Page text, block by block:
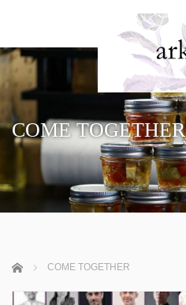
COME TOGETHER
ホーム COME TOGETHER